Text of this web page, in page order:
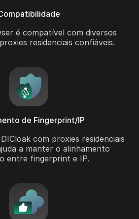
é compatível com diversos
residenciais confiáveis.
de Fingerprint/IP
com proxies residenciais
a manter o alinhamento
entre fingerprint e IP.